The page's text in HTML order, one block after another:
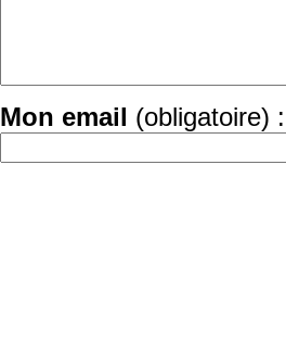
Mon email (obligatoire) :